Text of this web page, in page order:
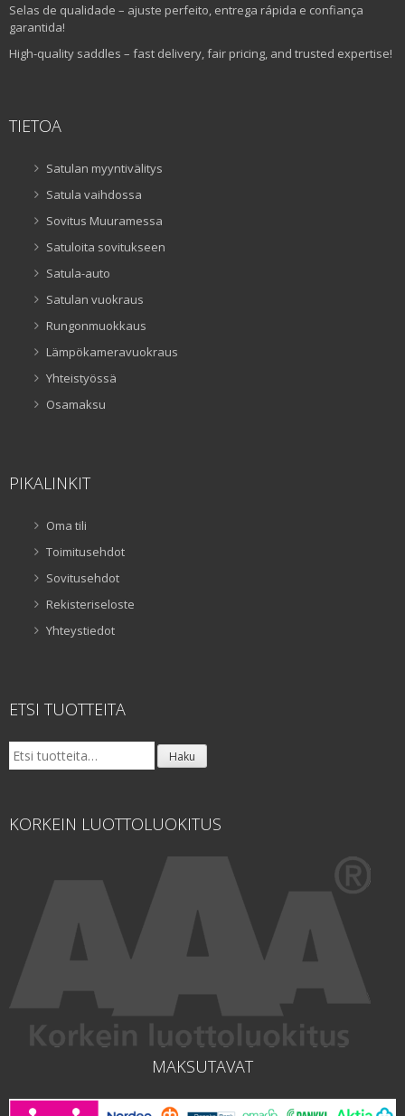
Selas de qualidade – ajuste perfeito, entrega rápida e confiança
garantida!
High-quality saddles – fast delivery, fair pricing, and trusted expertise!
TIETOA
Satulan myyntivälitys
Satula vaihdossa
Sovitus Muuramessa
Satuloita sovitukseen
Satula-auto
Satulan vuokraus
Rungonmuokkaus
Lämpökameravuokraus
Yhteistyössä
Osamaksu
PIKALINKIT
Oma tili
Toimitusehdot
Sovitusehdot
Rekisteriseloste
Yhteystiedot
ETSI TUOTTEITA
Etsi: Haku
KORKEIN LUOTTOLUOKITUS
MAKSUTAVAT